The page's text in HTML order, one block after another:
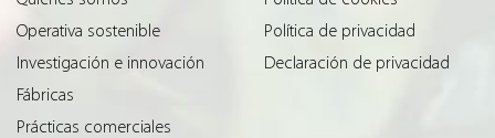
Operativa sostenible
Investigación e innovación
Fábricas
Prácticas comerciales
Política de privacidad
Declaración de privacidad